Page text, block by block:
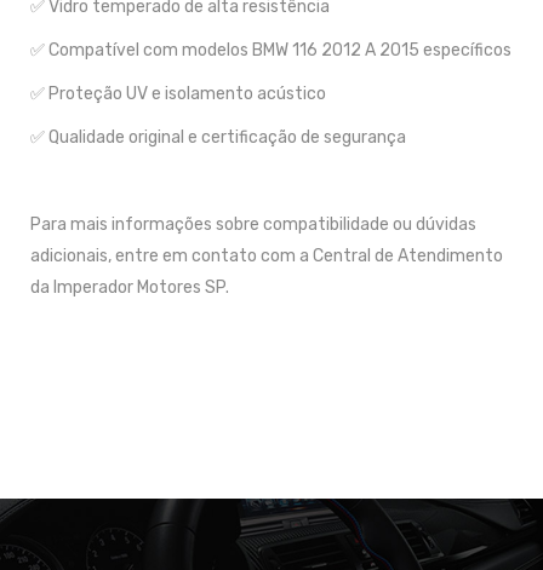
✅ Vidro temperado de alta resistência
✅ Compatível com modelos BMW 116 2012 A 2015 específicos
✅ Proteção UV e isolamento acústico
✅ Qualidade original e certificação de segurança
Para mais informações sobre compatibilidade ou dúvidas
adicionais, entre em contato com a Central de Atendimento
da Imperador Motores SP.